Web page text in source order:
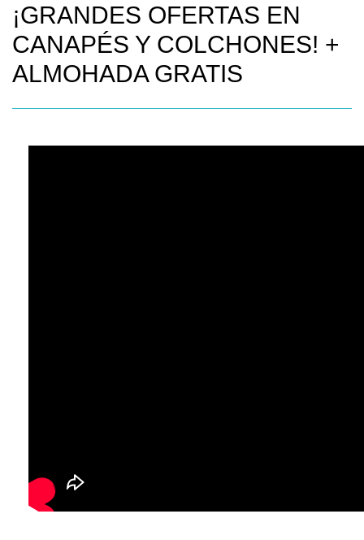
¡GRANDES OFERTAS EN
CANAPÉS Y COLCHONES! +
ALMOHADA GRATIS